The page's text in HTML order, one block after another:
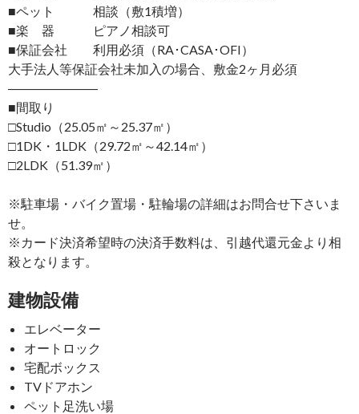
■ペット 相談（敷1積増）
■楽 器 ピアノ相談可
■保証会社 利用必須（RA･CASA･OFI）
大手法人等保証会社未加入の場合、敷金2ヶ月必須
―――――――
■間取り
□Studio（25.05㎡～25.37㎡）
□1DK・1LDK（29.72㎡～42.14㎡）
□2LDK（51.39㎡）
※駐車場・バイク置場・駐輪場の詳細はお問合せ下さいま
せ。
※カード決済希望時の決済手数料は、引越代還元金より相
殺となります。
建物設備
エレベーター
オートロック
宅配ボックス
TVドアホン
ペット足洗い場